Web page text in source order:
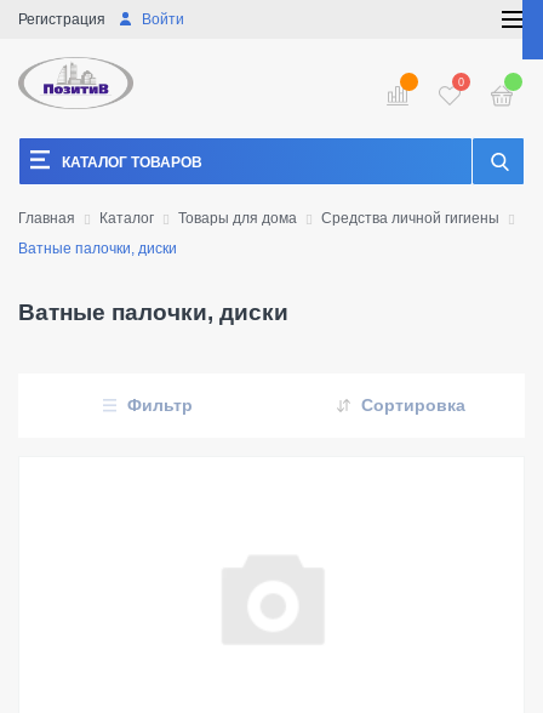
Войти
Регистрация
0
КАТАЛОГ ТОВАРОВ
Главная Каталог Товары для дома
Средства личной гигиены
Ватные палочки, диски
Ватные палочки, диски
Фильтр Сортировка